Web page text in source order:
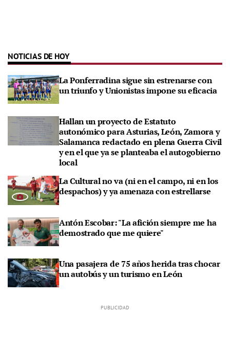
NOTICIAS DE HOY
La Ponferradina sigue sin estrenarse con
un triunfo y Unionistas impone su eficacia
Hallan un proyecto de Estatuto
autonómico para Asturias, León, Zamora y
Salamanca redactado en plena Guerra Civil
y en el que ya se planteaba el autogobierno
local
La Cultural no va (ni en el campo, ni en los
despachos) y ya amenaza con estrellarse
Antón Escobar: "La afición siempre me ha
demostrado que me quiere"
Una pasajera de 75 años herida tras chocar
un autobús y un turismo en León